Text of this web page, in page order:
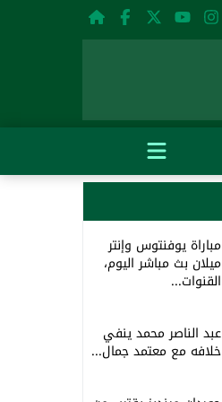
مباراة يوفنتوس وإنتر
ميلان بث مباشر اليوم،
القنوات...
عبد الناصر محمد ينفي
خلافه مع معتمد جمال...